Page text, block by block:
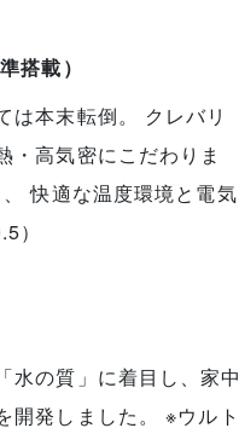
搭載）
は本末転倒。 クレバリ
・高気密にこだわりま
快適な温度環境と電気
）
水の質」に着目し、家中
開発しました。 ※ウルト